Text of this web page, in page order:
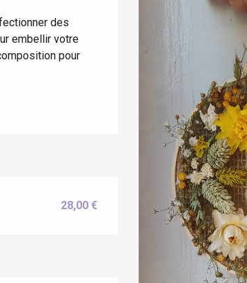
des
embellir votre
pour
28,00 €